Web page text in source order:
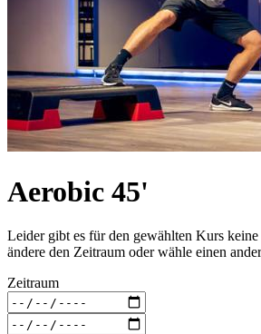
Aerobic 45'
Leider gibt es für den gewählten Kurs
ändere den Zeitraum oder wähle einen
Zeitraum